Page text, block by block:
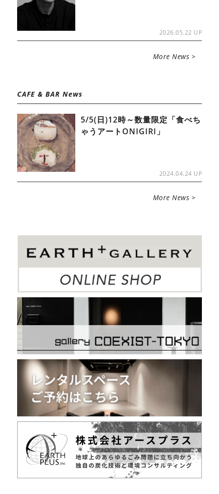
2026.05.22 UP
More News >
CAFE & BAR News
5/5(日)12時～数量限定「食べち
ゃうアートONIGIRI」
2024.04.24 UP
More News >